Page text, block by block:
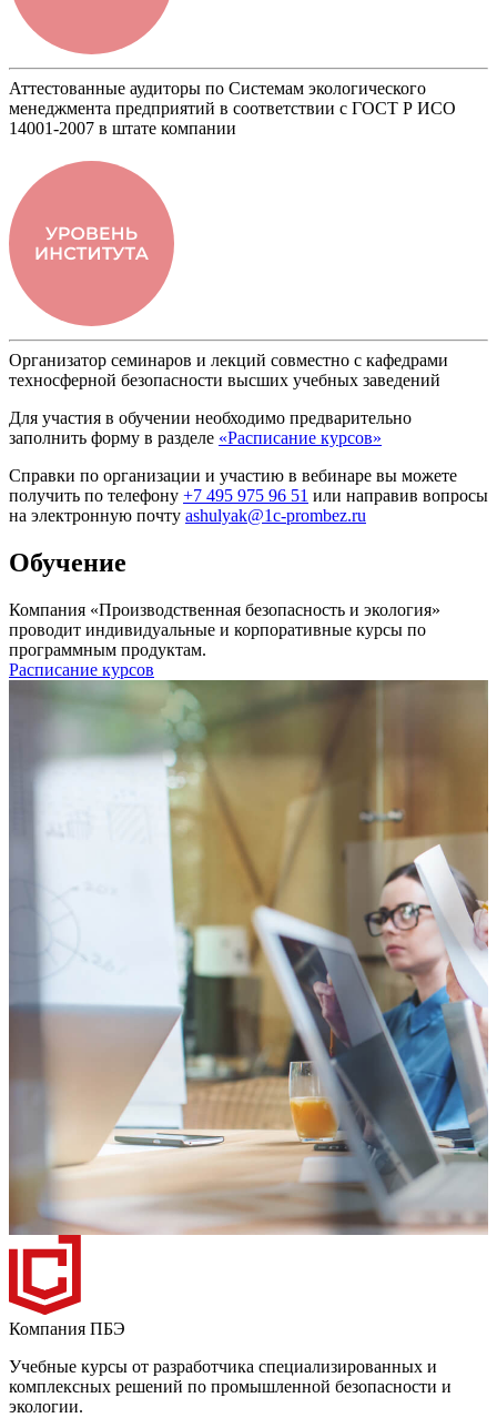
Аттестованные аудиторы по Системам экологического
менеджмента предприятий в соответствии с ГОСТ Р ИСО
14001-2007 в штате компании
Организатор семинаров и лекций совместно с кафедрами
техносферной безопасности высших учебных заведений
Для участия в обучении необходимо предварительно
заполнить форму в разделе «Расписание курсов»
Справки по организации и участию в вебинаре вы можете
получить по телефону +7 495 975 96 51 или направив вопросы
на электронную почту ashulyak@1c-prombez.ru
Обучение
Компания «Производственная безопасность и экология»
проводит индивидуальные и корпоративные курсы по
программным продуктам.
Расписание курсов
Компания ПБЭ
Учебные курсы от разработчика специализированных и
комплексных решений по промышленной безопасности и
экологии.